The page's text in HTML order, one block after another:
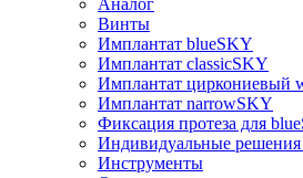
Аналог
Винты
Имплантат blueSKY
Имплантат classicSKY
Имплантат циркониевый
Имплантат narrowSKY
Фиксация протеза для
Индивидуальные
Инструменты